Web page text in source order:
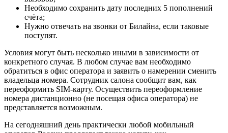
Необходимо сохранить дату последних 5 пополнений
счёта;
Нужно отвечать на звонки от Билайна, если таковые
поступят.
Условия могут быть несколько иными в зависимости от
конкретного случая. В любом случае вам необходимо
обратиться в офис оператора и заявить о намерении сменить
владельца номера. Сотрудник салона сообщит вам, как
переоформить SIM-карту. Осуществить переоформление
номера дистанционно (не посещая офиса оператора) не
представляется возможным.
На сегодняшний день практически любой мобильный